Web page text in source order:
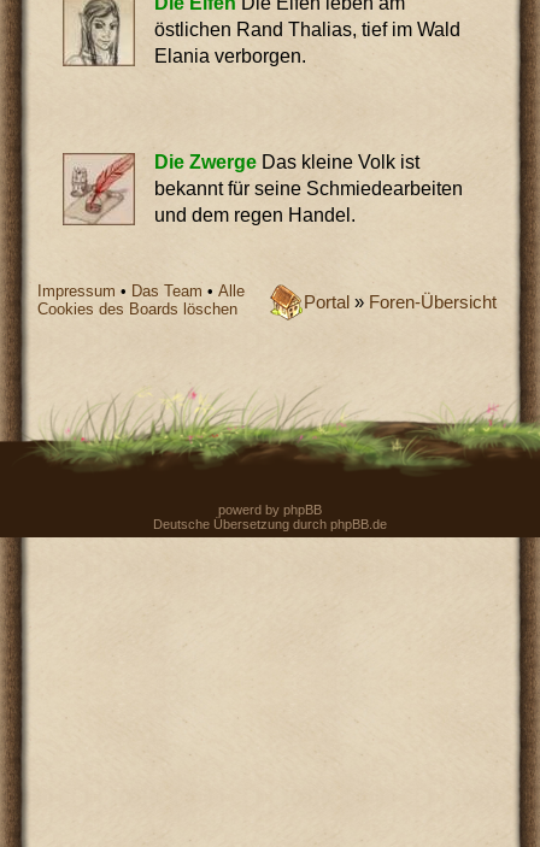
Portal » Foren-Übersicht
Impressum • Das Team •Alle
Cookies des Boards löschen
powerd by phpBB
Deutsche Übersetzung durch phpBB.de